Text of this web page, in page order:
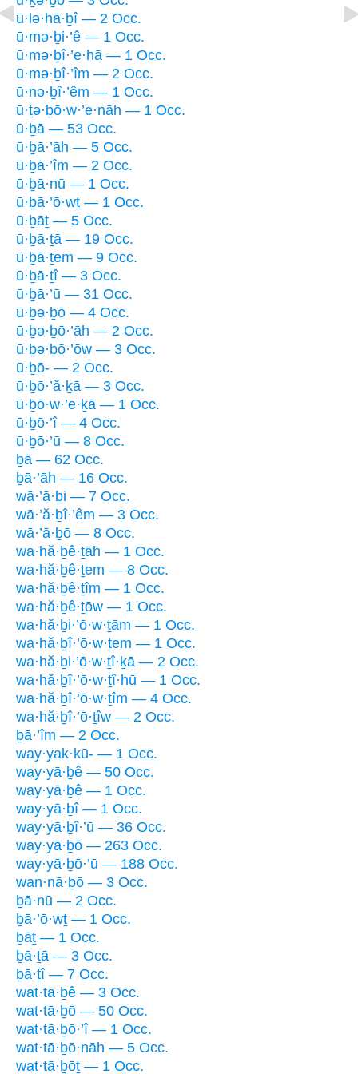
ū·lə·hā·ḇî — 2 Occ.
ū·mə·ḇi·’ê — 1 Occ.
ū·mə·ḇî·’e·hā — 1 Occ.
ū·mə·ḇî·’îm — 2 Occ.
ū·nə·ḇî·’êm — 1 Occ.
ū·ṯə·ḇō·w·’e·nāh — 1 Occ.
ū·ḇā — 53 Occ.
ū·ḇā·’āh — 5 Occ.
ū·ḇā·’îm — 2 Occ.
ū·ḇā·nū — 1 Occ.
ū·ḇā·’ō·wṯ — 1 Occ.
ū·ḇāṯ — 5 Occ.
ū·ḇā·ṯā — 19 Occ.
ū·ḇā·ṯem — 9 Occ.
ū·ḇā·ṯî — 3 Occ.
ū·ḇā·’ū — 31 Occ.
ū·ḇə·ḇō — 4 Occ.
ū·ḇə·ḇō·’āh — 2 Occ.
ū·ḇə·ḇō·’ōw — 3 Occ.
ū·ḇō- — 2 Occ.
ū·ḇō·’ă·ḵā — 3 Occ.
ū·ḇō·w·’e·ḵā — 1 Occ.
ū·ḇō·’î — 4 Occ.
ū·ḇō·’ū — 8 Occ.
ḇā — 62 Occ.
ḇā·’āh — 16 Occ.
wā·’ā·ḇi — 7 Occ.
wā·’ă·ḇî·’êm — 3 Occ.
wā·’ā·ḇō — 8 Occ.
wa·hă·ḇê·ṯāh — 1 Occ.
wa·hă·ḇê·ṯem — 8 Occ.
wa·hă·ḇê·ṯîm — 1 Occ.
wa·hă·ḇê·ṯōw — 1 Occ.
wa·hă·ḇi·’ō·w·ṯām — 1 Occ.
wa·hă·ḇî·’ō·w·ṯem — 1 Occ.
wa·hă·ḇi·’ō·w·ṯî·ḵā — 2 Occ.
wa·hă·ḇî·’ō·w·ṯî·hū — 1 Occ.
wa·hă·ḇî·’ō·w·ṯîm — 4 Occ.
wa·hă·ḇî·’ō·ṯîw — 2 Occ.
ḇā·’îm — 2 Occ.
way·yak·kū- — 1 Occ.
way·yā·ḇê — 50 Occ.
way·yā·ḇê — 1 Occ.
way·yā·ḇî — 1 Occ.
way·yā·ḇî·’ū — 36 Occ.
way·yā·ḇō — 263 Occ.
way·yā·ḇō·’ū — 188 Occ.
wan·nā·ḇō — 3 Occ.
ḇā·nū — 2 Occ.
ḇā·’ō·wṯ — 1 Occ.
ḇāṯ — 1 Occ.
ḇā·ṯā — 3 Occ.
ḇā·ṯî — 7 Occ.
wat·tā·ḇê — 3 Occ.
wat·tā·ḇō — 50 Occ.
wat·tā·ḇō·’î — 1 Occ.
wat·tā·ḇō·nāh — 5 Occ.
wat·tā·ḇōṯ — 1 Occ.